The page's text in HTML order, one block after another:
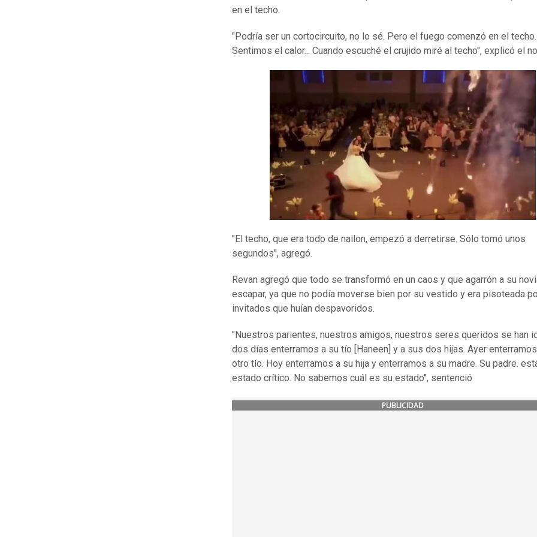
en el techo.
"Podría ser un cortocircuito, no lo sé. Pero el fuego comenzó en el techo.
Sentimos el calor... Cuando escuché el crujido miré al techo", explicó el
"El techo, que era todo de nailon, empezó a derretirse. Sólo tomó unos
segundos", agregó.
Revan agregó que todo se transformó en un caos y que agarrón a su
escapar, ya que no podía moverse bien por su vestido y era pisoteada
invitados que huían despavoridos.
"Nuestros parientes, nuestros amigos, nuestros seres queridos se han
dos días enterramos a su tío [Haneen] y a sus dos hijas. Ayer
otro tío. Hoy enterramos a su hija y enterramos a su madre. Su padre.
estado crítico. No sabemos cuál es su estado", sentenció
PUBLICIDAD